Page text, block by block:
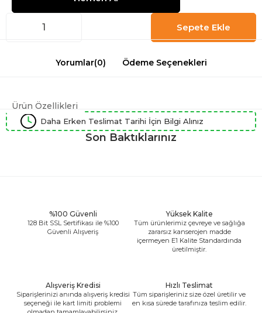
Yorumlar(0) Ödeme Seçenekleri
Ürün Özellikleri
Daha Erken Teslimat Tarihi İçin Bilgi Alınız
Son Baktıklarınız
%100 Güvenli
128 Bit SSL Sertifikası ile %100
Güvenli Alışveriş
Yüksek Kalite
Tüm ürünlerimiz çevreye ve sağlığa
zararsız kanserojen madde
içermeyen E1 Kalite Standardında
üretilmiştir.
Alışveriş Kredisi
Siparişlerinizi anında alışveriş kredisi
seçeneği ile kart limiti problemi
Hızlı Teslimat
Tüm siparişleriniz size özel üretilir ve
en kısa sürede tarafınıza teslim edilir.